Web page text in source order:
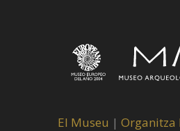
El Museu | Organitza